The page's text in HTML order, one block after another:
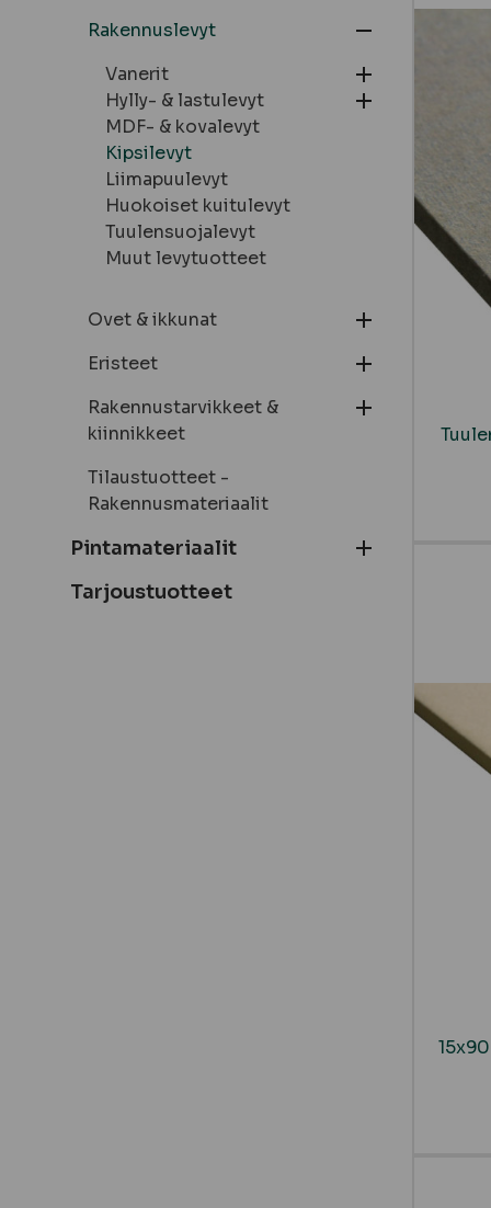
Rakennuslevyt
Vanerit
Hylly- & lastulevyt
MDF- & kovalevyt
Kipsilevyt
Liimapuulevyt
Huokoiset kuitulevyt
Tuulensuojalevyt
Muut levytuotteet
Ovet & ikkunat
Eristeet
Rakennustarvikkeet &
kiinnikkeet
Tilaustuotteet -
Rakennusmateriaalit
Pintamateriaalit
Tarjoustuotteet